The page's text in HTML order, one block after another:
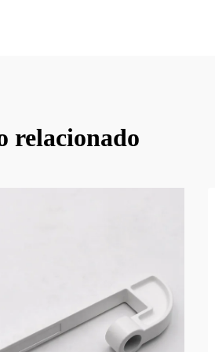
relacionado